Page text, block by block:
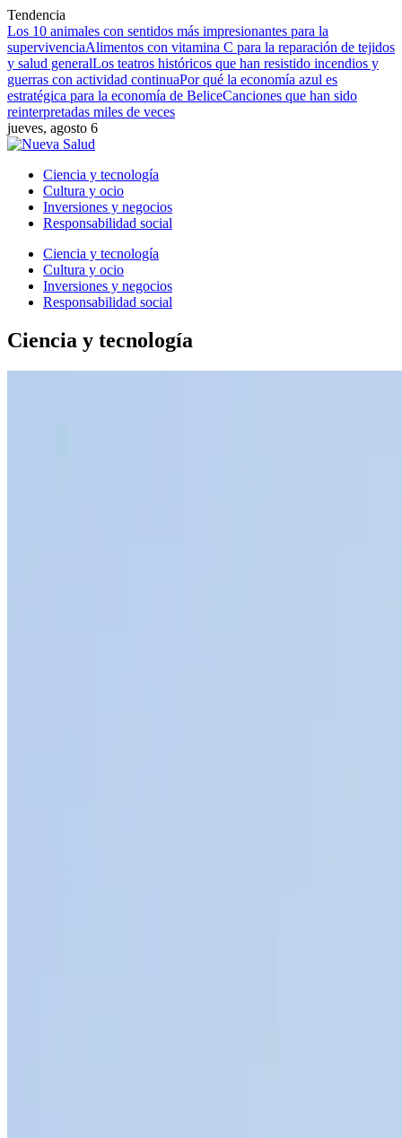
Tendencia
Los 10 animales con sentidos más impresionantes para la
supervivenciaAlimentos con vitamina C para la reparación de tejidos
y salud generalLos teatros históricos que han resistido incendios y
guerras con actividad continuaPor qué la economía azul es
estratégica para la economía de BeliceCanciones que han sido
reinterpretadas miles de veces
jueves, agosto 6
Ciencia y tecnología
Cultura y ocio
Inversiones y negocios
Responsabilidad social
Ciencia y tecnología
Cultura y ocio
Inversiones y negocios
Responsabilidad social
Ciencia y tecnología